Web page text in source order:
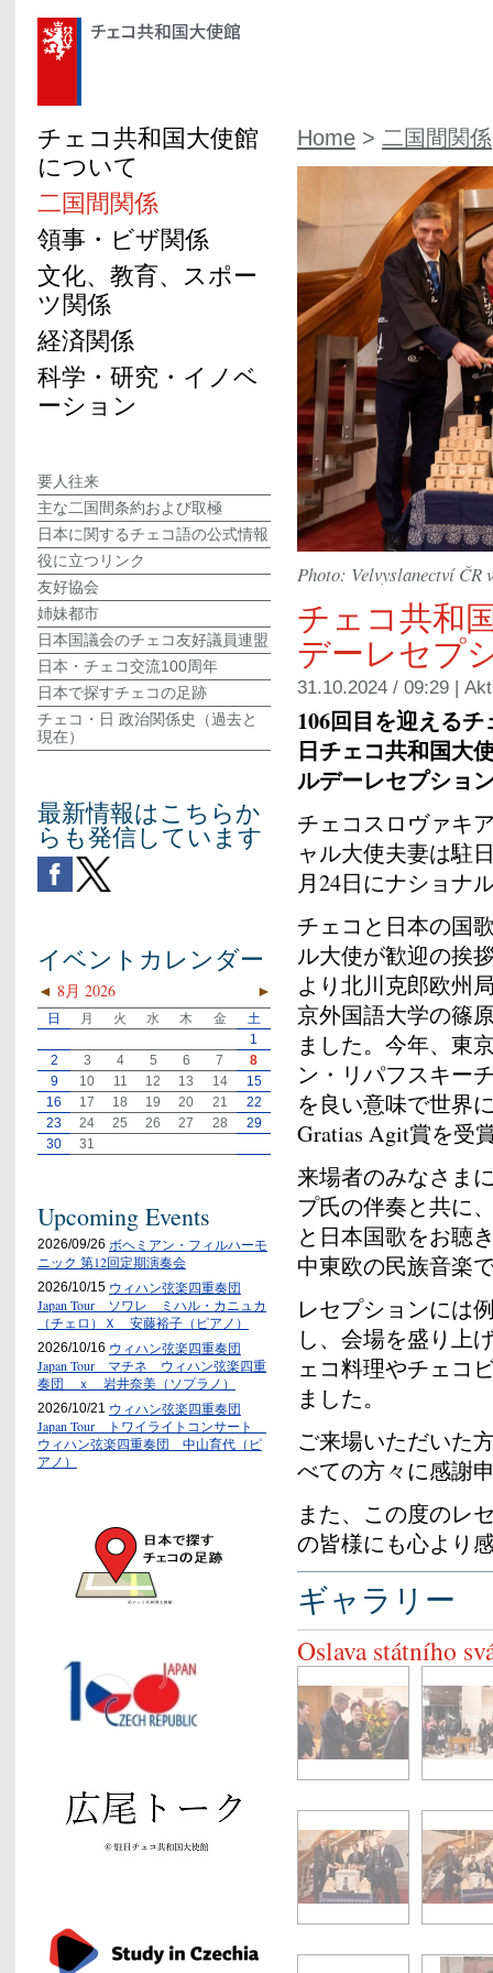
Home > 二国間関係
Photo: Velvyslanectví ČR
チェコ共和
デーレセプ
31.10.2024 / 09:29 |
106回目を迎える
日チェコ共和国大
ルデーレセプショ
チェコスロヴァキ
ャル大使夫妻は駐
月24日にナショナ
チェコと日本の国
ル大使が歓迎の挨
より北川克郎欧州
京外国語大学の篠
ました。今年、東
ン・リパフスキー
を良い意味で世界
Gratias Agit賞を受
来場者のみなさま
プ氏の伴奏と共に
と日本国歌をお聴
中東欧の民族音楽
レセプションには
し、会場を盛り上
ェコ料理やチェコ
ました。
ご来場いただいた
べての方々に感謝
また、この度のレ
の皆様にも心より
ギャラリー
Oslava státního
チェコ共和国大使館
について
二国間関係
領事・ビザ関係
文化、教育、スポー
ツ関係
経済関係
科学・研究・イノベ
ーション
要人往来
主な二国間条約および取極
日本に関するチェコ語の公式情報
役に立つリンク
友好協会
姉妹都市
日本国議会のチェコ友好議員連盟
日本・チェコ交流100周年
日本で探すチェコの足跡
チェコ・日 政治関係史（過去と
現在）
最新情報はこちらか
らも発信しています
イベントカレンダー
◄ ►
8月 2026
日 月 火 水 木 金
土
1
2
3 4 5 6 7
8
9
10 11 12 13 14
15
16
17 18 19 20 21
22
23
24 25 26 27 28
29
30
31
Upcoming Events
2026/09/26 ボヘミアン・フィルハーモ
ニック 第12回定期演奏会
2026/10/15 ウィハン弦楽四重奏団
Japan Tour ソワレ ミハル・カニュカ
（チェロ）Ｘ 安藤裕子（ピアノ）
2026/10/16 ウィハン弦楽四重奏団
Japan Tour マチネ ウィハン弦楽四重
奏団 ｘ 岩井奈美（ソプラノ）
2026/10/21 ウィハン弦楽四重奏団
Japan Tour トワイライトコンサート
ウィハン弦楽四重奏団 中山育代（ピ
アノ）